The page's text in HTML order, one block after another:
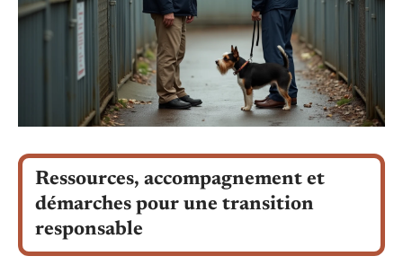
Ressources, accompagnement et
démarches pour une transition
responsable